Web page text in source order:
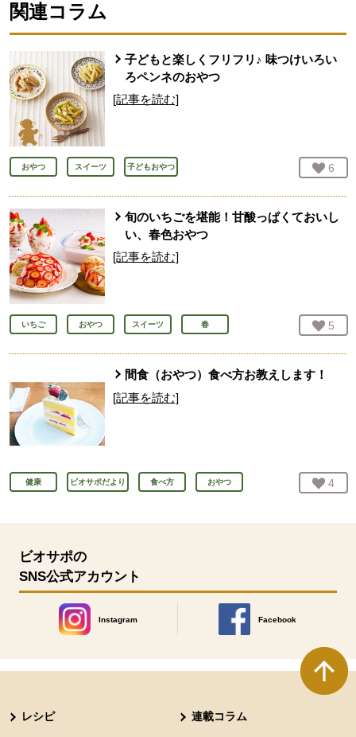
関連コラム
子どもと楽しくフリフリ♪ 味つけいろい
ろペンネのおやつ
[記事を読む]
おやつ スイーツ 子どもおやつ お気
6
旬のいちごを堪能！甘酸っぱくておいし
い、春色おやつ
[記事を読む]
いちご おやつ スイーツ 春 お気
5
間食（おやつ）食べ方お教えします！
[記事を読む]
健康 ビオサポだより 食べ方 おやつ お気
4
ビオサポの
SNS公式アカウント
Instagram
別のウィンドウで開きます。
Facebook
別のウィンドウで開きます
レシピ 連載コラム